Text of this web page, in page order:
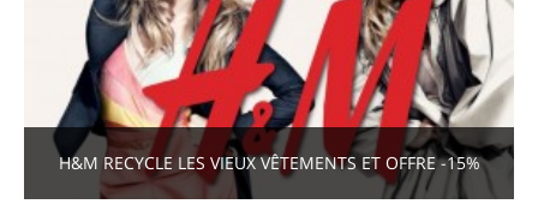
H&M RECYCLE LES VIEUX VÊTEMENTS ET OFFRE -15%